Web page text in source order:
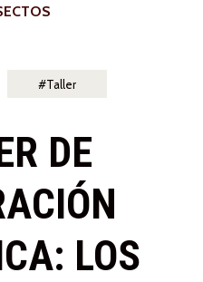
Taller
DE
LOS